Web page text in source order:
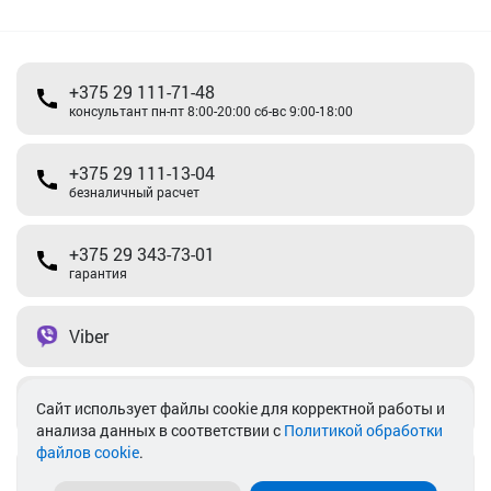
+375 29 111-71-48
консультант пн-пт 8:00-20:00 сб-вс 9:00-18:00
+375 29 111-13-04
безналичный расчет
+375 29 343-73-01
гарантия
Viber
Telegram
Cайт использует файлы cookie для корректной работы и
анализа данных в соответствии с Политикой обработки
файлов cookie.